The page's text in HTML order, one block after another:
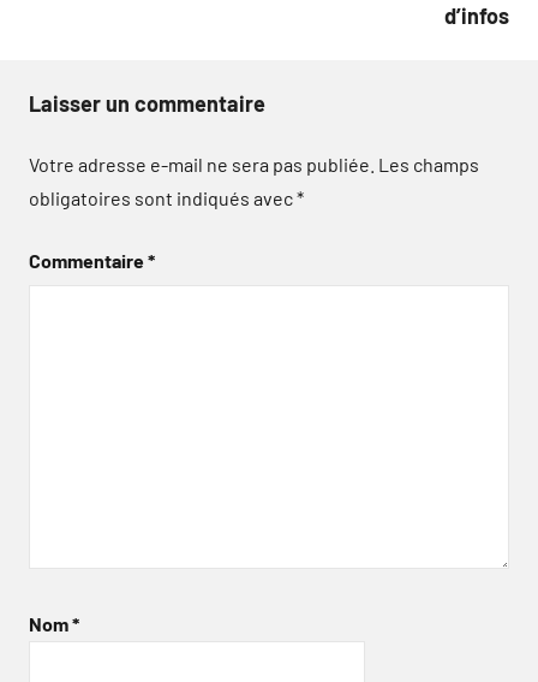
d’infos
Laisser un commentaire
Votre adresse e-mail ne sera pas publiée. Les champs
obligatoires sont indiqués avec*
Commentaire*
Nom*